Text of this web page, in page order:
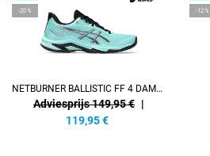
-20%
NETBURNER BALLISTIC FF 4 DAMEN
Adviesprijs 149,95 € |
119,95 €
-12%